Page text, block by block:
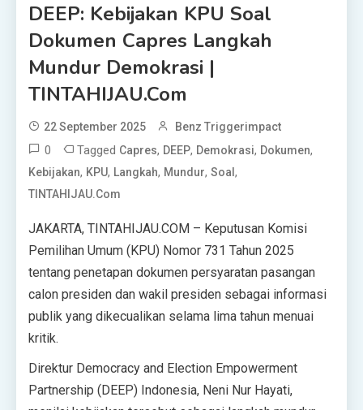
DEEP: Kebijakan KPU Soal
Dokumen Capres Langkah
Mundur Demokrasi |
TINTAHIJAU.com
22 September 2025 Benz Triggerimpact
0 Tagged Capres, DEEP, Demokrasi, Dokumen,
Kebijakan, KPU, Langkah, Mundur, Soal ,
TINTAHIJAU.com
JAKARTA, TINTAHIJAU.COM – Keputusan Komisi
Pemilihan Umum (KPU) Nomor 731 Tahun 2025
tentang penetapan dokumen persyaratan pasangan
calon presiden dan wakil presiden sebagai informasi
publik yang dikecualikan selama lima tahun menuai
kritik.
Direktur Democracy and Election Empowerment
Partnership (DEEP) Indonesia, Neni Nur Hayati,